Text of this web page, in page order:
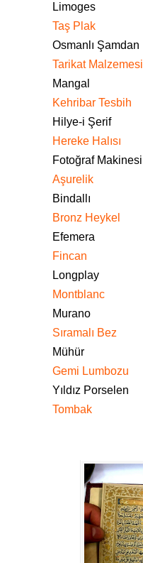
Limoges
Taş Plak
Osmanlı Şamdan
Tarikat Malzemesi
Mangal
Kehribar Tesbih
Hilye-i Şerif
Hereke Halısı
Fotoğraf Makinesi
Aşurelik
Bindallı
Bronz Heykel
Efemera
Fincan
Longplay
Montblanc
Murano
Sıramalı Bez
Mühür
Gemi Lumbozu
Yıldız Porselen
Tombak